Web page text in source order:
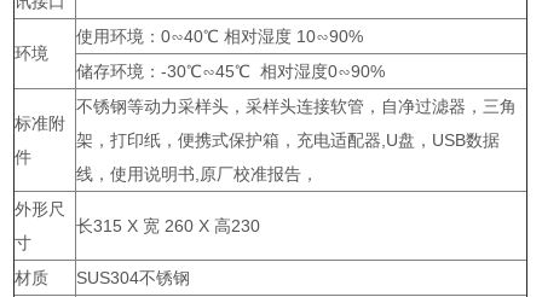
环境
使用环境：0∽40℃ 相对湿度 10∽90%
储存环境：-30℃∽45℃ 相对湿度0∽90%
标准附
件
不锈钢等动力采样头，采样头连接软管，自净过滤器，三角
架，打印纸，便携式保护箱，充电适配器,U盘，USB数据
线，使用说明书,原厂校准报告，
外形尺
寸
长315 X 宽 260 X 高230
材质
SUS304不锈钢